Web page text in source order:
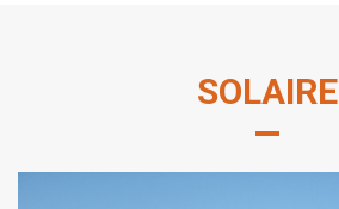
SOLAIRE